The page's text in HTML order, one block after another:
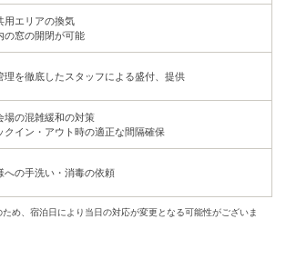
用エリアの換気
の窓の開閉が可能
理を徹底したスタッフによる盛付、提供
場の混雑緩和の対策
クイン・アウト時の適正な間隔確保
への手洗い・消毒の依頼
め、宿泊日により当日の対応が変更となる可能性がございま